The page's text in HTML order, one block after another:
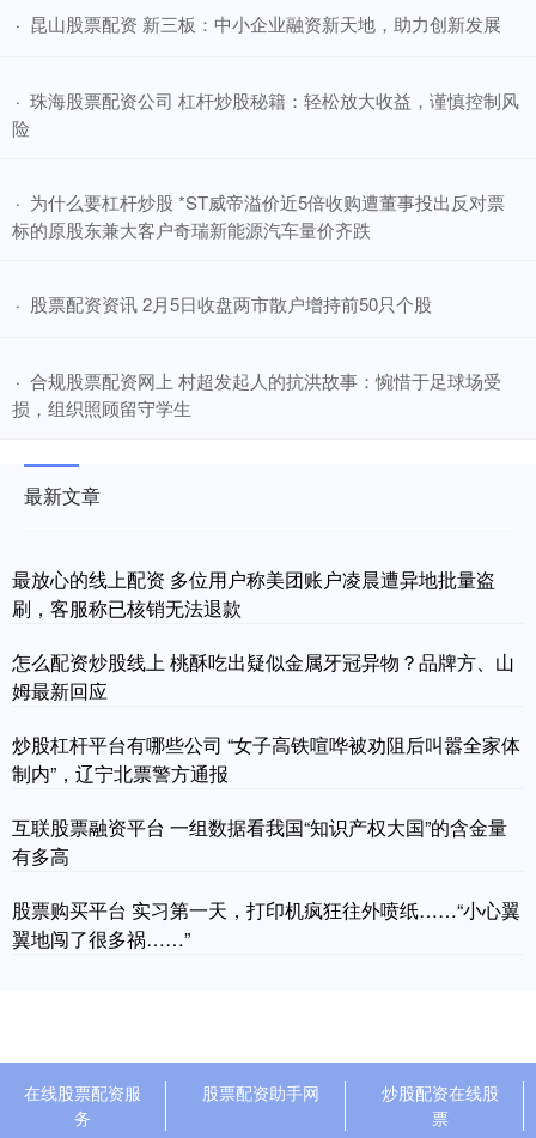
· ​昆山股票配资 新三板：中小企业融资新天地，助力创新发展
· ​珠海股票配资公司 杠杆炒股秘籍：轻松放大收益，谨慎控制风
险
· ​为什么要杠杆炒股 *ST威帝溢价近5倍收购遭董事投出反对票
标的原股东兼大客户奇瑞新能源汽车量价齐跌
· ​股票配资资讯 2月5日收盘两市散户增持前50只个股
· ​合规股票配资网上 村超发起人的抗洪故事：惋惜于足球场受
损，组织照顾留守学生
最新文章
最放心的线上配资 多位用户称美团账户凌晨遭异地批量盗
刷，客服称已核销无法退款
怎么配资炒股线上 桃酥吃出疑似金属牙冠异物？品牌方、山
姆最新回应
炒股杠杆平台有哪些公司 “女子高铁喧哗被劝阻后叫嚣全家体
制内”，辽宁北票警方通报
互联股票融资平台 一组数据看我国“知识产权大国”的含金量
有多高
股票购买平台 实习第一天，打印机疯狂往外喷纸……“小心翼
翼地闯了很多祸……”
在线股票配资服
务
股票配资助手网
炒股配资在线股
票